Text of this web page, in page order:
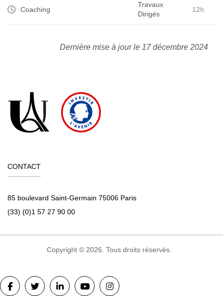
Coaching
Travaux
Dirigés
12h
Dernière mise à jour le 17 décembre 2024
CONTACT
85 boulevard Saint-Germain 75006 Paris
(33) (0)1 57 27 90 00
Copyright © 2026. Tous droits réservés.